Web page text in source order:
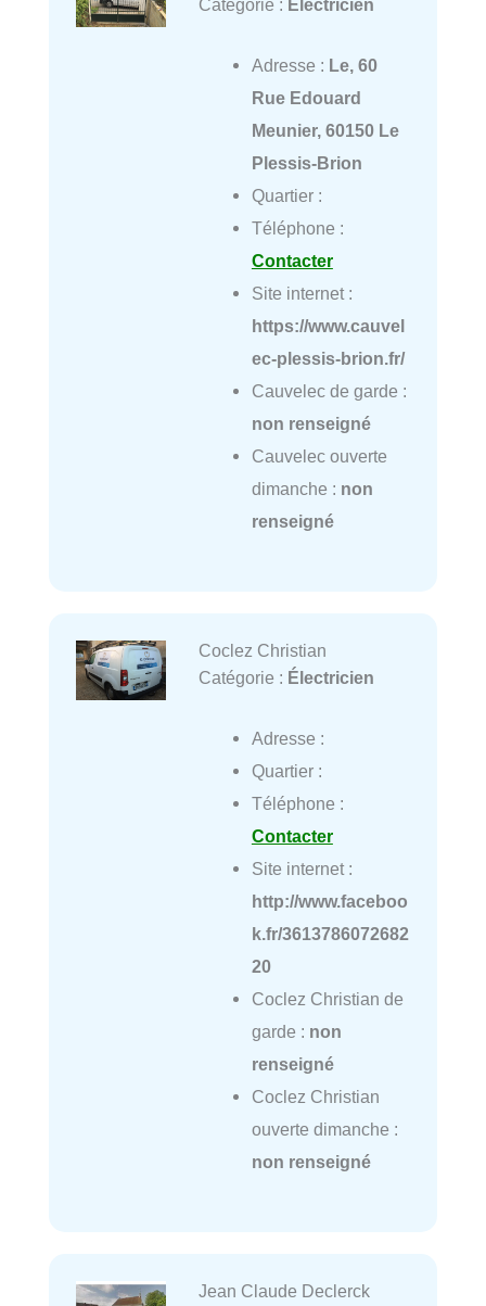
Catégorie : Électricien
Adresse : Le, 60
Rue Edouard
Meunier, 60150 Le
Plessis-Brion
Quartier :
Téléphone :
Contacter
Site internet :
https://www.cauvel
ec-plessis-brion.fr/
Cauvelec de garde :
non renseigné
Cauvelec ouverte
dimanche : non
renseigné
Coclez Christian
Catégorie : Électricien
Adresse :
Quartier :
Téléphone :
Contacter
Site internet :
http://www.faceboo
k.fr/3613786072682
20
Coclez Christian de
garde : non
renseigné
Coclez Christian
ouverte dimanche :
non renseigné
Jean Claude Declerck